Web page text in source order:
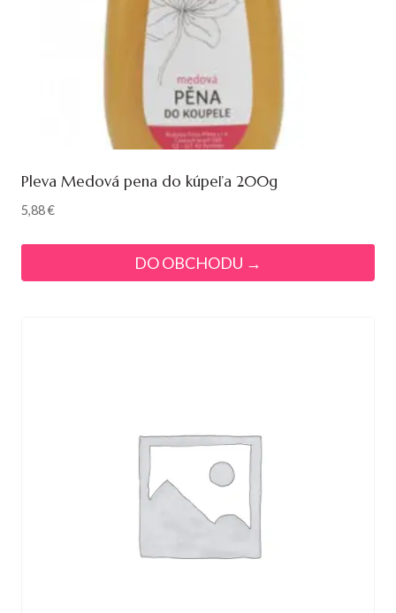
Pleva Medová pena do kúpeľa 200g
5,88€
DO OBCHODU →